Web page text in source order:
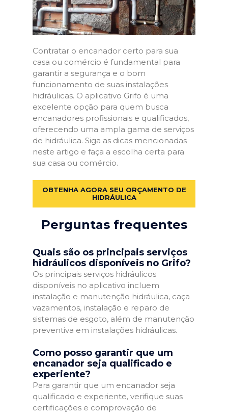
Contratar o encanador certo para sua
casa ou comércio é fundamental para
garantir a segurança e o bom
funcionamento de suas instalações
hidráulicas. O aplicativo Grifo é uma
excelente opção para quem busca
encanadores profissionais e qualificados,
oferecendo uma ampla gama de serviços
de hidráulica. Siga as dicas mencionadas
neste artigo e faça a escolha certa para
sua casa ou comércio.
OBTENHA AGORA SEU ORÇAMENTO DE
HIDRÁULICA
Perguntas frequentes
Quais são os principais serviços
hidráulicos disponíveis no Grifo?
Os principais serviços hidráulicos
disponíveis no aplicativo incluem
instalação e manutenção hidráulica, caça
vazamentos, instalação e reparo de
sistemas de esgoto, além de manutenção
preventiva em instalações hidráulicas.
Como posso garantir que um
encanador seja qualificado e
experiente?
Para garantir que um encanador seja
qualificado e experiente, verifique suas
certificações e comprovação de